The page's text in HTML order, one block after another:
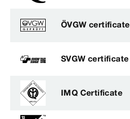
ÖVGW certificate
SVGW certificate
IMQ Certificate